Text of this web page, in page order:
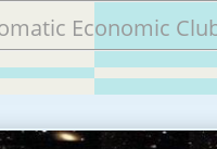
Economic